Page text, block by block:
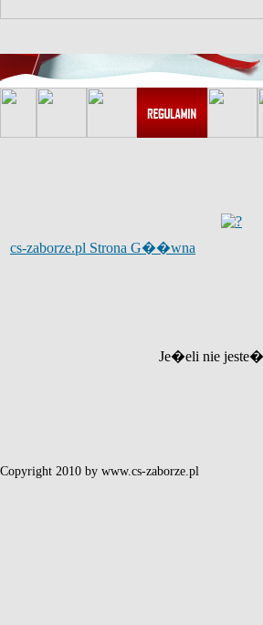
cs-zaborze.pl Strona G��wna
Je�eli nie jeste�
Copyright 2010 by www.cs-zaborze.pl